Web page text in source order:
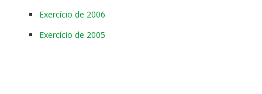
Exercício de 2006
Exercício de 2005